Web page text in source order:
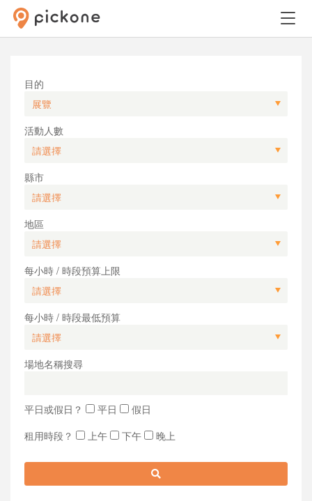
目的
活動人數
縣市
地區
每小時 / 時段預算上限
每小時 / 時段最低預算
場地名稱搜尋
平日或假日？ 平日
假日
租用時段？
上午 下午 晚上